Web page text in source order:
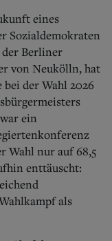
eines
Sozialdemokraten
Berliner
von Neukölln, hat
der Wahl 2026
ein
Wahl nur auf 68,5
enttäuscht:
als